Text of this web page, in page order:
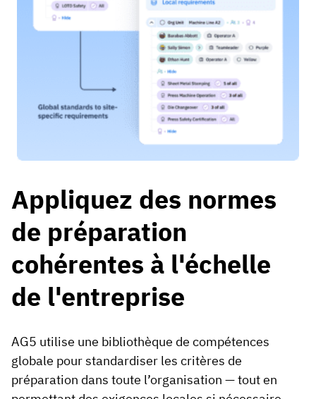
Appliquez des normes
de préparation
cohérentes à l'échelle
de l'entreprise
AG5 utilise une bibliothèque de compétences
globale pour standardiser les critères de
préparation dans toute l’organisation — tout en